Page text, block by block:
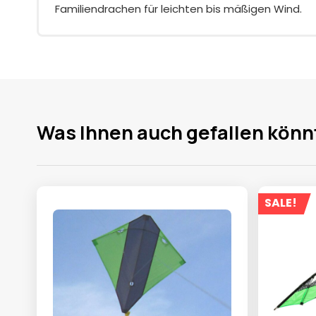
Familiendrachen für leichten bis mäßigen Wind.
Was Ihnen auch gefallen
SALE!